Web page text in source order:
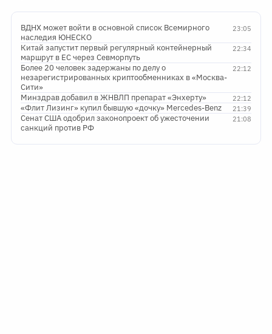
23:05
ВДНХ может войти в основной список Всемирного
наследия ЮНЕСКО
22:34
Китай запустит первый регулярный контейнерный
маршрут в ЕС через Севморпуть
22:12
Более 20 человек задержаны по делу о
незарегистрированных криптообменниках в «Москва-
Сити»
22:12
Минздрав добавил в ЖНВЛП препарат «Энхерту»
21:39
«Флит Лизинг» купил бывшую «дочку» Mercedes-Benz
21:08
Сенат США одобрил законопроект об ужесточении
санкций против РФ